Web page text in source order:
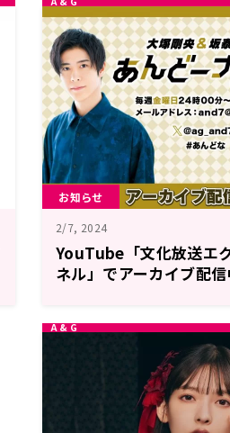
お知らせ
2/7, 2024
YouTube「文化放送エ
ネル」でアーカイブ配